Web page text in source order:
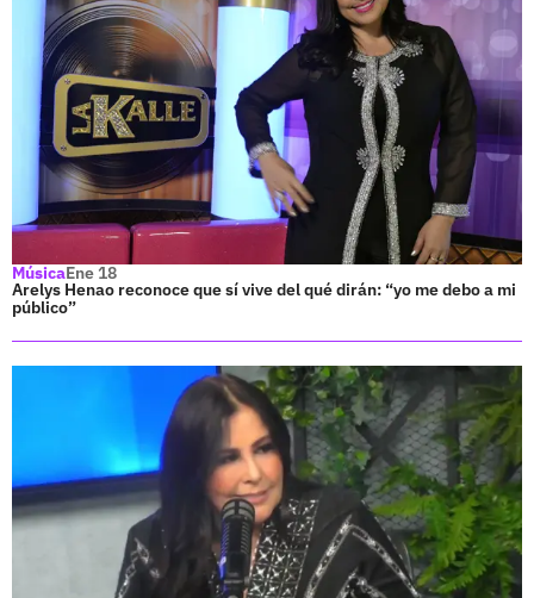
MúsicaEne 18
Arelys Henao reconoce que sí vive del qué dirán: “yo me debo a mi
público”